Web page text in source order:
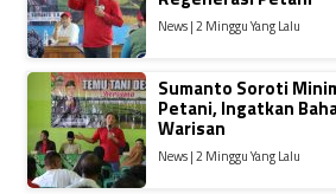
News | 2 Minggu Yang Lalu
Sumanto Soroti
Petani, Ingatkan
Warisan
News | 2 Minggu Yang Lalu